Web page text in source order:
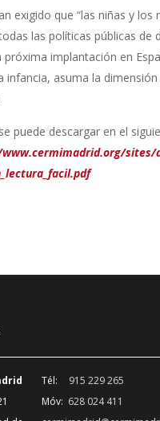
exigido que “las niñas y
las políticas públicas de
próxima implantación en
infancia, asuma la
puede descargar en el
sites/
Tél:
915 229 265
Móv: 628 024 411